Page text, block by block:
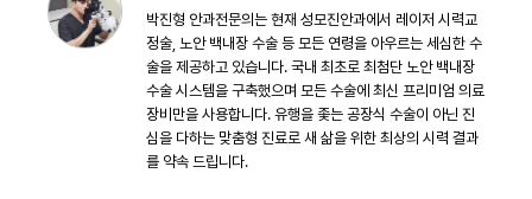
박진형 안과전문의는 현재 성모진안과에서 레이저 시력교
정술, 노안 백내장 수술 등 모든 연령을 아우르는 세심한 수
술을 제공하고 있습니다. 국내 최초로 최첨단 노안 백내장
수술 시스템을 구축했으며 모든 수술에 최신 프리미엄 의료
장비만을 사용합니다. 유행을 좇는 공장식 수술이 아닌 진
심을 다하는 맞춤형 진료로 새 삶을 위한 최상의 시력 결과
를 약속 드립니다.